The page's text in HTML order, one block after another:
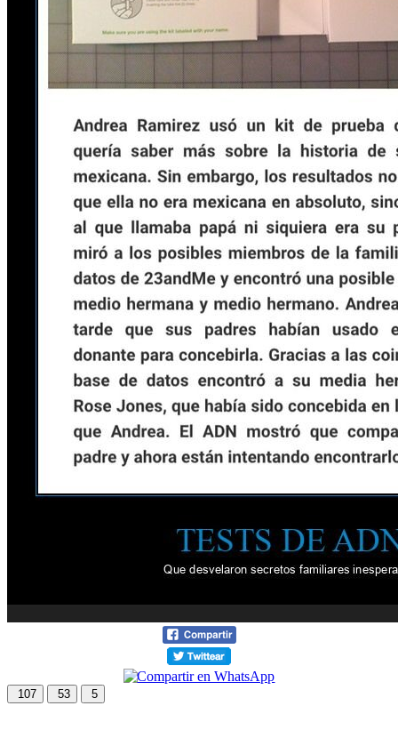
107 53 5